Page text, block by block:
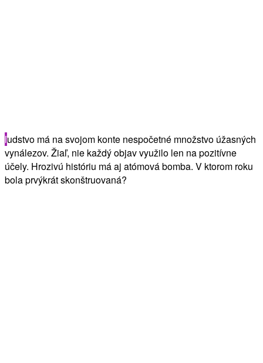
ľudstvo má na svojom konte nespočetné množstvo úžasných
vynálezov. Žiaľ, nie každý objav využilo len na pozitívne
účely. Hrozivú históriu má aj atómová bomba. V ktorom roku
bola prvýkrát skonštruovaná?